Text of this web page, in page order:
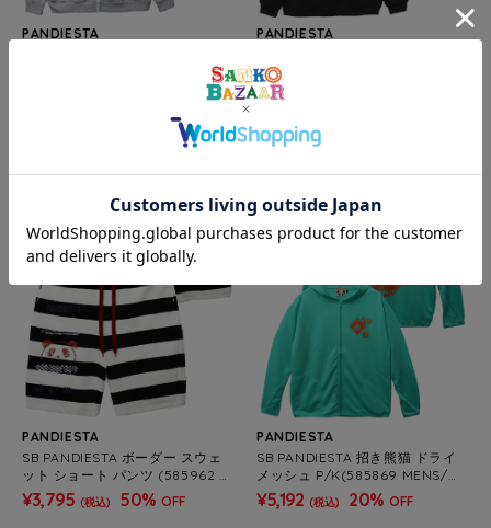
PANDIESTA
ム パンダ フルジップ パーカー(5
PANDIESTA
ンタイガー ラグ パンダ プル パー
カー(595564 MENS)
¥8,470
PANDIESTA
SB PANDIESTA ボーダー スウェ
ット ショート パンツ (585962 M
ENS)
¥3,795 (税込) 50% OFF
SALE
PANDIESTA
SB PANDIESTA 招き熊猫 ドライ
メッシュ P/K(585869 MENS/W
OMENS)
¥5,192 (税込) 20% OFF